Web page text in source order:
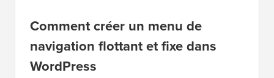
Comment créer un menu de
navigation flottant et fixe dans
WordPress